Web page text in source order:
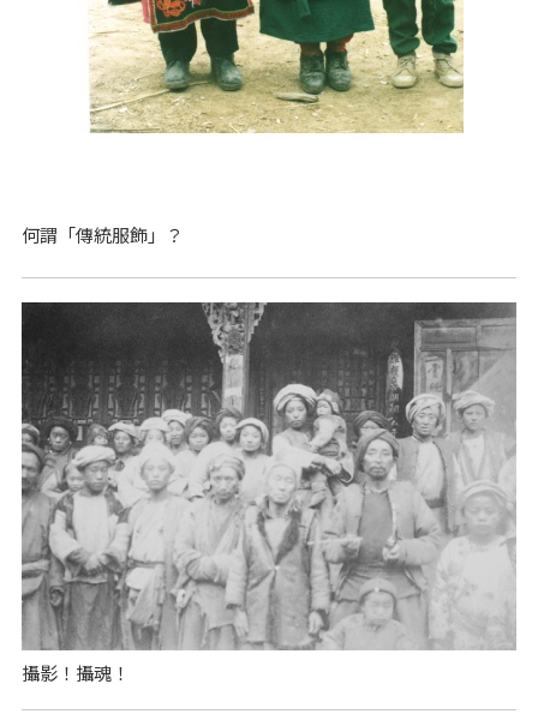
何謂「傳統服飾」？
攝影！攝魂！